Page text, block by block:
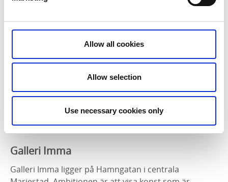
Allow all cookies
Allow selection
Use necessary cookies only
var missionhus. De generösa utrymmena lämpar sig
fint för olika evenemang, bland annat
konstutställningar. Varje sommar visas en särskild
temautställning. Besökbygdegårdsföreningens
hemsidaeller
för aktuella evenemang.
Telefon: 070-65 45 965
E-post:birgitta.sjotorp@gmail.com
Galleri Imma
Galleri Imma ligger på Hamngatan i centrala